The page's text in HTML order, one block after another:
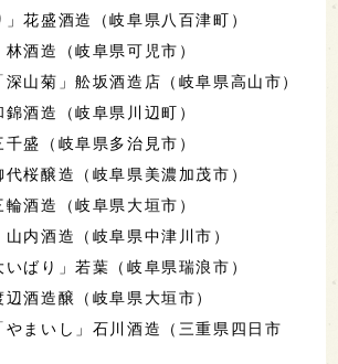
」花盛酒造（岐阜県八百津町）
林酒造（岐阜県可児市）
深山菊」舩坂酒造店（岐阜県高山市）
錦酒造（岐阜県川辺町）
千盛（岐阜県多治見市）
代桜醸造（岐阜県美濃加茂市）
輪酒造（岐阜県大垣市）
山内酒造（岐阜県中津川市）
いばり」若葉（岐阜県瑞浪市）
辺酒造醸（岐阜県大垣市）
やまいし」石川酒造（三重県四日市